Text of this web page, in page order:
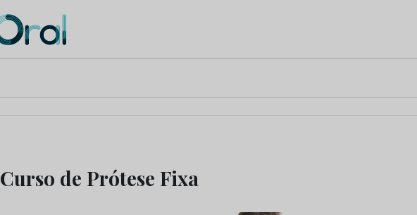
Curso de Prótese Fixa